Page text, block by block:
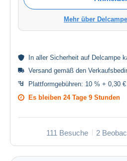
Mehr über
In aller Sicherheit auf Delcampe
Versand gemäß den
Plattformgebühren: 10 % + 0,30 €
Es bleiben 24 Tage 9 Stunden
111 Besuche 2